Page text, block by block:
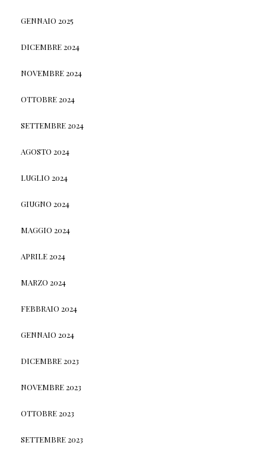
GENNAIO 2025
DICEMBRE 2024
NOVEMBRE 2024
OTTOBRE 2024
SETTEMBRE 2024
AGOSTO 2024
LUGLIO 2024
GIUGNO 2024
MAGGIO 2024
APRILE 2024
MARZO 2024
FEBBRAIO 2024
GENNAIO 2024
DICEMBRE 2023
NOVEMBRE 2023
OTTOBRE 2023
SETTEMBRE 2023